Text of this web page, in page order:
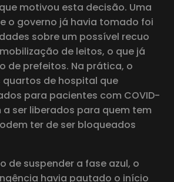
motivou esta decisão. Uma
o governo já havia tomado foi
sobre um possível recuo
de leitos, o que já
de prefeitos. Na prática, o
de hospital que
para pacientes com COVID-
a ser liberados para quem tem
ter de ser bloqueados
de suspender a fase azul, o
havia pautado o início